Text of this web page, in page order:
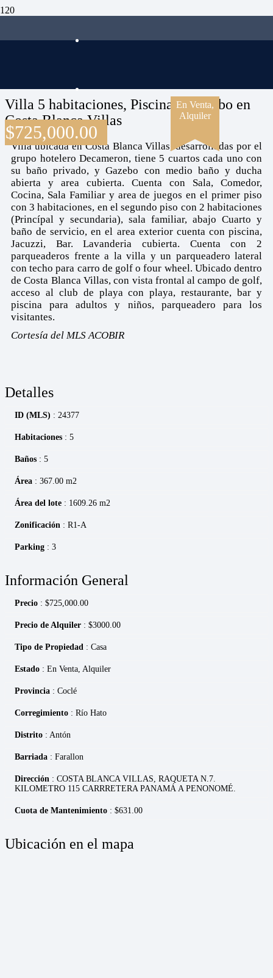
En Venta,
Alquiler
$725,000.00
Villa 5 habitaciones, Piscina y Gazebo en
Costa Blanca Villas
Villa ubicada en Costa Blanca Villas, desarrolladas por el
grupo hotelero Decameron, tiene 5 cuartos cada uno con
su baño privado, y Gazebo con medio baño y ducha
abierta y area cubierta. Cuenta con Sala, Comedor,
Cocina, Sala Familiar y area de juegos en el primer piso
con 3 habitaciones, en el segundo piso con 2 habitaciones
(Princípal y secundaria), sala familiar, abajo Cuarto y
baño de servicio, en el area exterior cuenta con piscina,
Jacuzzi, Bar. Lavanderia cubierta. Cuenta con 2
parqueaderos frente a la villa y un parqueadero lateral
con techo para carro de golf o four wheel. Ubicado dentro
de Costa Blanca Villas, con vista frontal al campo de golf,
acceso al club de playa con playa, restaurante, bar y
piscina para adultos y niños, parqueadero para los
visitantes.
Cortesía del MLS ACOBIR
Detalles
ID (MLS) : 24377
Habitaciones : 5
Baños : 5
Área : 367.00 m2
Área del lote : 1609.26 m2
Zonificación : R1-A
Parking : 3
Información General
Precio : $725,000.00
Precio de Alquiler : $3000.00
Tipo de Propiedad : Casa
Estado : En Venta, Alquiler
Provincia : Coclé
Corregimiento : Río Hato
Distrito : Antón
Barriada : Farallon
Dirección : COSTA BLANCA VILLAS, RAQUETA N.7.
KILOMETRO 115 CARRRETERA PANAMÁ A PENONOMÉ.
Cuota de Mantenimiento : $631.00
Ubicación en el mapa